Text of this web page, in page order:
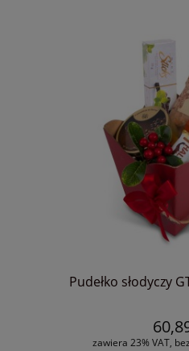
Pudełko słodyczy
zawiera 23% VAT,